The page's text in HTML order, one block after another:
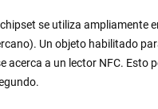
se utiliza ampliamente
Un objeto habilitado
acerca a un lector NFC. Esto